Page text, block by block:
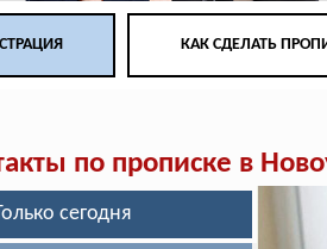
КАК СДЕЛАТЬ
по прописке в
сегодня